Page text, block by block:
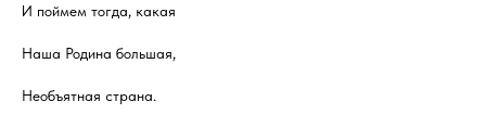
И поймем тогда, какая
Наша Родина большая,
Необъятная страна.